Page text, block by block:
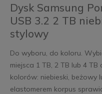
Dysk Samsung
USB 3.2 2 TB
stylowy
Do wyboru, do koloru.
miejsca 1 TB, 2 TB lub 4
kolorów: niebieski, beżowy
elastomerem korpus